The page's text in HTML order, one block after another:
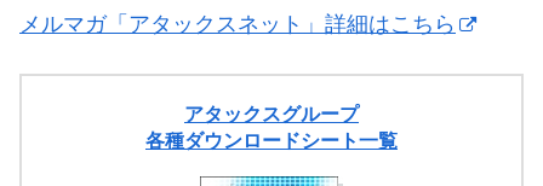
メルマガ「アタックスネット」詳細はこちら
アタックスグループ
各種ダウンロードシート一覧